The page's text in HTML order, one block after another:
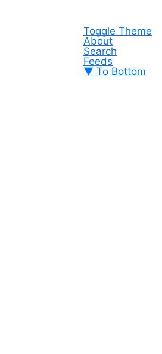
Toggle Theme
About
Search
Feeds
▼ To Bottom